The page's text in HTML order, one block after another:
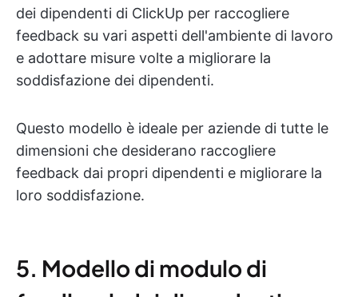
dei dipendenti di ClickUp per raccogliere
feedback su vari aspetti dell'ambiente di lavoro
e adottare misure volte a migliorare la
soddisfazione dei dipendenti.
Questo modello è ideale per aziende di tutte le
dimensioni che desiderano raccogliere
feedback dai propri dipendenti e migliorare la
loro soddisfazione.
5. Modello di modulo di